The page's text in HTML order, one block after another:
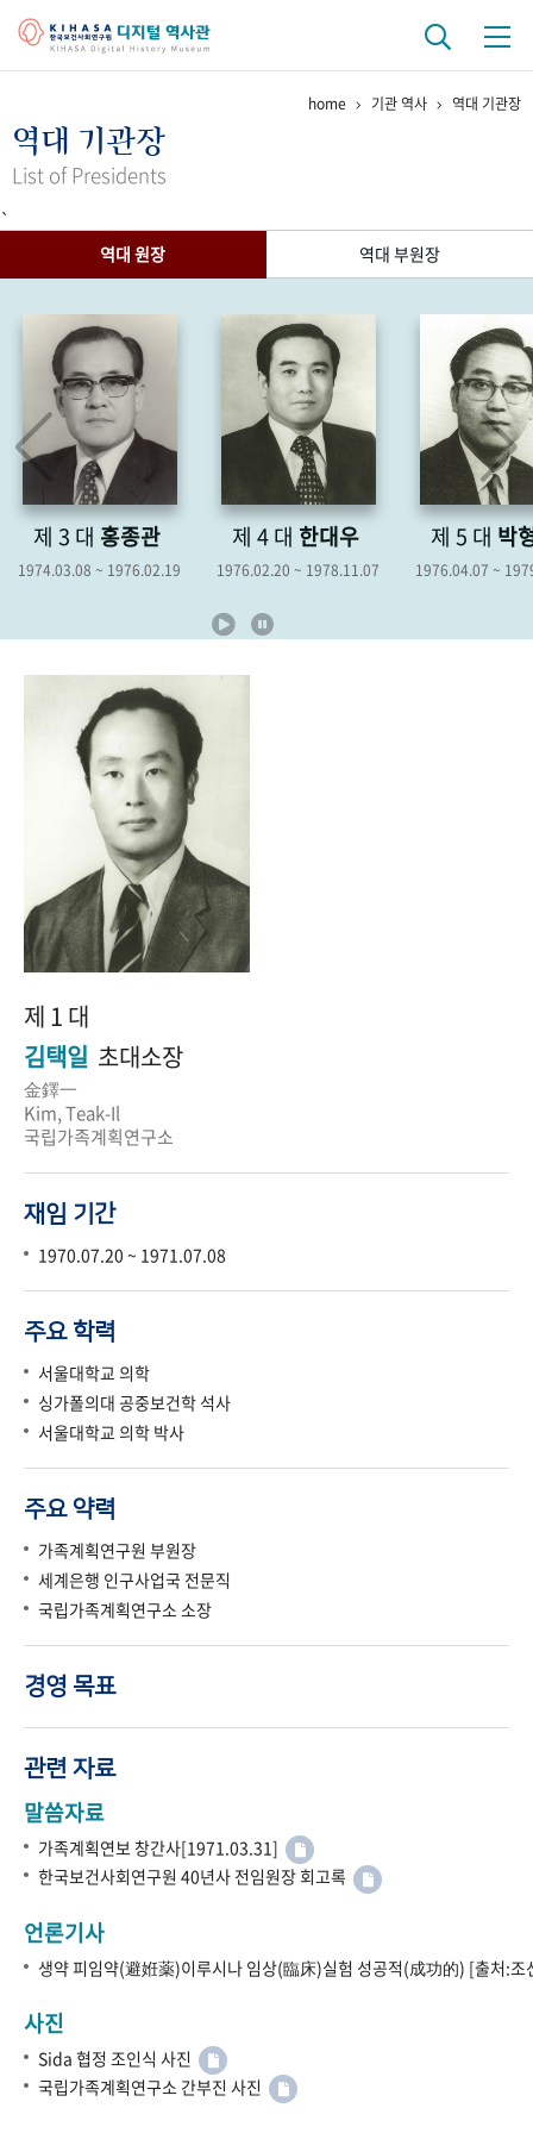
걸어온 길 기관 변천사
연구 역사
정책과 연구 키워드로 보는 연구 역사
연구자들
기록물 아카이브
사진 아카이브 문서 기록물 행정박물 영상 기록물
50+1주년 기념
성과 50선 숫자로 보는 50년 50 +1주년 광장
세계와 함께 한 KIHASA
home 기관 역사 역대 기관장
역대 기관장
List of Presidents
`
역대 원장
역대 부원장
제 3 대 홍종관
1974.03.08 ~ 1976.02.19
제 4 대 한대우
1976.02.20 ~ 1978.11.07
제 5 대 박
1976.04.07 ~
제 1 대
김택일 초대소장
金鐸一
Kim, Teak-Il
국립가족계획연구소
재임 기간
1970.07.20 ~ 1971.07.08
주요 학력
서울대학교 의학
싱가폴의대 공중보건학 석사
서울대학교 의학 박사
주요 약력
가족계획연구원 부원장
세계은행 인구사업국 전문직
국립가족계획연구소 소장
경영 목표
관련 자료
말씀자료
가족계획연보 창간사[1971.03.31]
한국보건사회연구원 40년사 전임원장 회고록
언론기사
생약 피임약(避姙薬)이루시나 임상(臨床)실험 성공적(成功的) [출처:
사진
Sida 협정 조인식 사진
국립가족계획연구소 간부진 사진